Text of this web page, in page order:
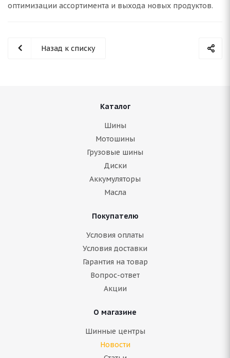
оптимизации ассортимента и выхода новых продуктов.
Назад к списку
Каталог
Шины
Мотошины
Грузовые шины
Диски
Аккумуляторы
Масла
Покупателю
Условия оплаты
Условия доставки
Гарантия на товар
Вопрос-ответ
Акции
О магазине
Шинные центры
Новости